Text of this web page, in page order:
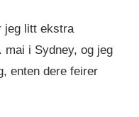
jeg litt ekstra
mai i Sydney, og jeg
enten dere feirer